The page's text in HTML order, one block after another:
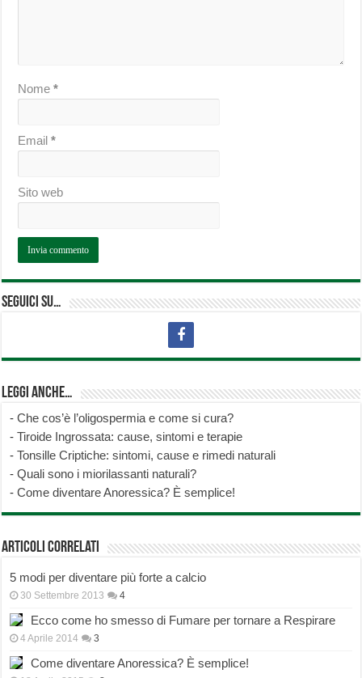
Nome*
Email*
Sito web
Seguici su…
Leggi anche…
-Che cos’è l’oligospermia e come si cura?
-Tiroide Ingrossata: cause, sintomi e terapie
-Tonsille Criptiche: sintomi, cause e rimedi naturali
-Quali sono i miorilassanti naturali?
-Come diventare Anoressica? È semplice!
Articoli correlati
5 modi per diventare più forte a calcio
30 Settembre 2013 4
Ecco come ho smesso di Fumare per tornare a Respirare
4 Aprile 2014 3
Come diventare Anoressica? È semplice!